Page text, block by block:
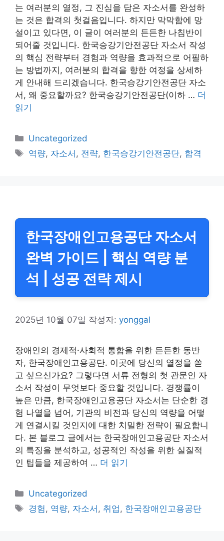
는 여러분의 열정, 그 진심을 담은 자소서를 완성하
는 것은 합격의 첫걸음입니다. 하지만 막막함에 망
설이고 있다면, 이 글이 여러분의 든든한 나침반이
되어줄 것입니다. 한국승강기안전공단 자소서 작성
의 핵심 전략부터 경험과 역량을 효과적으로 어필하
는 방법까지, 여러분의 합격을 향한 여정을 상세하
게 안내해 드리겠습니다. 한국승강기안전공단 자소
서, 왜 중요할까요? 한국승강기안전공단(이하 … 더
읽기
카
테
고
Uncategorized
태
역량, 자소서 , 전략, 한국승강기안전공단, 합격
한국장애인고용공단 자소서
완벽 가이드 | 핵심 역량 분
석 | 성공 전략 제시
2025년 10월 07일 작성자: yonggal
장애인의 경제적·사회적 통합을 위한 든든한 동반
자, 한국장애인고용공단. 이곳에 당신의 열정을 쏟
고 싶으신가요? 그렇다면 서류 전형의 첫 관문인 자
소서 작성이 무엇보다 중요할 것입니다. 경쟁률이
높은 만큼, 한국장애인고용공단 자소서는 단순한 경
험 나열을 넘어, 기관의 비전과 당신의 역량을 어떻
게 연결시킬 것인지에 대한 치밀한 전략이 필요합니
다. 본 블로그 글에서는 한국장애인고용공단 자소서
의 특징을 분석하고, 성공적인 작성을 위한 실질적
인 팁들을 제공하여 … 더 읽기
카
테
고
Uncategorized
태
경험 , 역량, 자소서 , 취업 , 한국장애인고용공단